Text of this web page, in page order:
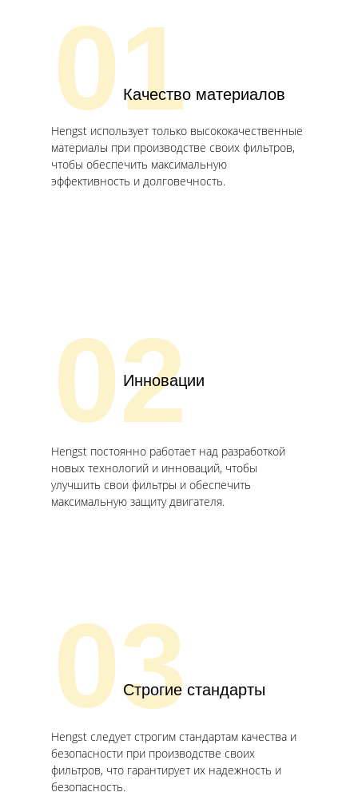
01Качество материалов
Hengst использует только высококачественные
материалы при производстве своих фильтров,
чтобы обеспечить максимальную
эффективность и долговечность.
02
Инновации
Hengst постоянно работает над разработкой
новых технологий и инноваций, чтобы
улучшить свои фильтры и обеспечить
максимальную защиту двигателя.
03Строгие стандарты
Hengst следует строгим стандартам качества и
безопасности при производстве своих
фильтров, что гарантирует их надежность и
безопасность.